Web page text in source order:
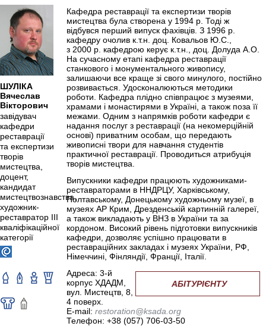
ШУЛІКА
Вячеслав
Вікторович
завідувач
кафедри
реставрації
та експертизи
творів
мистецтва,
доцент,
кандидат
мистецтвознавства,
художник-
реставратор ІІІ
кваліфікаційної
категорії
Кафедра реставрації та експертизи творів
мистецтва була створена у 1994 р. Тоді ж
відбувся перший випуск фахівців. З 1996 р.
кафедру очолив к.т.н. доц. Ковальов Ю.С.,
з 2000 р. кафедрою керує к.т.н., доц. Долуда А.О.
На сучасному етапі кафедра реставрації
станкового і монументального живопису,
залишаючи все краще зі свого минулого, постійно
розвивається. Удосконалюються методики
роботи. Кафедра плідно співпрацює з музеями,
храмами і монастирями в Україні, а також поза її
межами. Одним з напрямків роботи кафедри є
надання послуг з реставрації (на некомерційній
основі) приватним особам, що передають
живописні твори для навчання студентів
практичної реставрації. Проводиться атрибуція
творів мистецтва.
Випускники кафедри працюють художниками-
реставраторами в ННДРЦУ, Харківському,
Полтавському, Донецькому художньому музеї, в
музеях АР Крим, Дрезденській картинній галереї,
а також викладають у ВНЗ в України та за
кордоном. Високий рівень підготовки випускників
кафедри, дозволяє успішно працювати в
реставраційних закладах і музеях України, РФ,
Німеччині, Фінляндії, Франції, Італії.
АБІТУРІЄНТУ
Адреса: 3-й
корпус ХДАДМ,
вул. Мистецтв, 8,
4 поверх.
E-mail: restoration@ksada.org
Телефон: +38 (057) 706-03-50